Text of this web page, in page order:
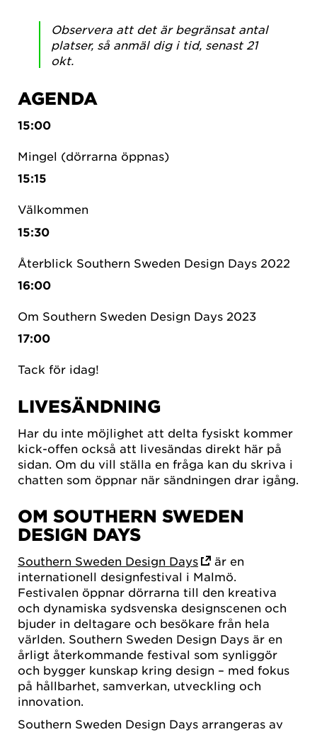
Observera att det är begränsat antal
platser, så anmäl dig i tid, senast 21
okt.
AGENDA
15:00
Mingel (dörrarna öppnas)
15:15
Välkommen
15:30
Återblick Southern Sweden Design Days 2022
16:00
Om Southern Sweden Design Days 2023
17:00
Tack för idag!
LIVESÄNDNING
Har du inte möjlighet att delta fysiskt kommer
kick-offen också att livesändas direkt här på
sidan. Om du vill ställa en fråga kan du skriva i
chatten som öppnar när sändningen drar igång.
OM SOUTHERN SWEDEN
DESIGN DAYS
Southern Sweden Design Days
är en
internationell designfestival i Malmö.
Festivalen öppnar dörrarna till den kreativa
och dynamiska sydsvenska designscenen och
bjuder in deltagare och besökare från hela
världen. Southern Sweden Design Days är en
årligt återkommande festival som synliggör
och bygger kunskap kring design – med fokus
på hållbarhet, samverkan, utveckling och
innovation.
Southern Sweden Design Days arrangeras av